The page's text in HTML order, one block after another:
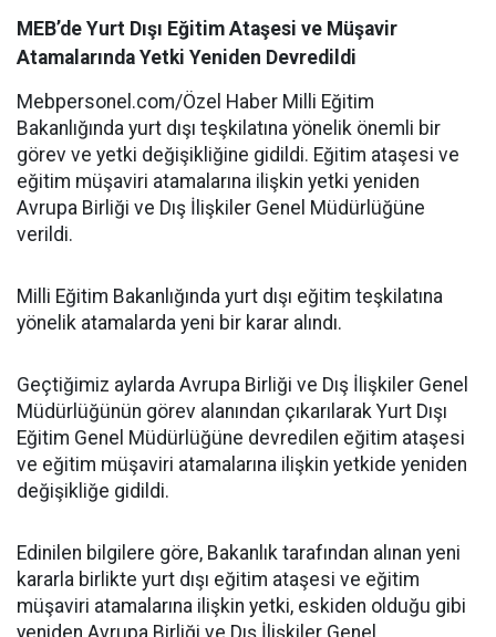
MEB’de Yurt Dışı Eğitim Ataşesi ve Müşavir
Atamalarında Yetki Yeniden Devredildi
Mebpersonel.com/Özel Haber Milli Eğitim
Bakanlığında yurt dışı teşkilatına yönelik önemli bir
görev ve yetki değişikliğine gidildi. Eğitim ataşesi ve
eğitim müşaviri atamalarına ilişkin yetki yeniden
Avrupa Birliği ve Dış İlişkiler Genel Müdürlüğüne
verildi.
Milli Eğitim Bakanlığında yurt dışı eğitim teşkilatına
yönelik atamalarda yeni bir karar alındı.
Geçtiğimiz aylarda Avrupa Birliği ve Dış İlişkiler Genel
Müdürlüğünün görev alanından çıkarılarak Yurt Dışı
Eğitim Genel Müdürlüğüne devredilen eğitim ataşesi
ve eğitim müşaviri atamalarına ilişkin yetkide yeniden
değişikliğe gidildi.
Edinilen bilgilere göre, Bakanlık tarafından alınan yeni
kararla birlikte yurt dışı eğitim ataşesi ve eğitim
müşaviri atamalarına ilişkin yetki, eskiden olduğu gibi
yeniden Avrupa Birliği ve Dış İlişkiler Genel